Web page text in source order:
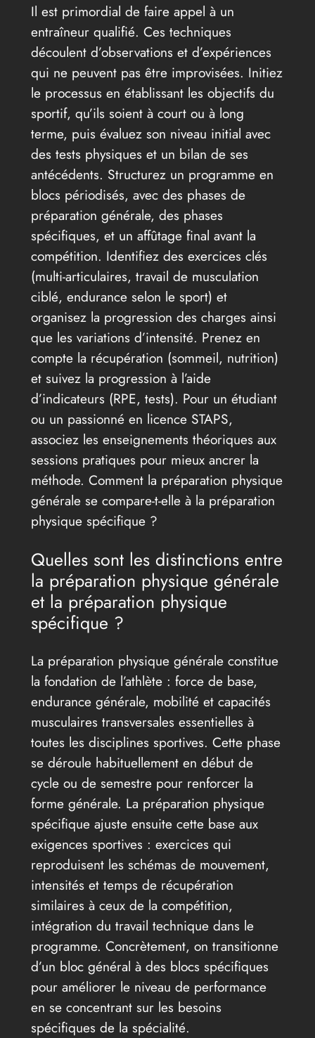
Il est primordial de faire appel à un
entraîneur qualifié. Ces techniques
découlent d’observations et d’expériences
qui ne peuvent pas être improvisées. Initiez
le processus en établissant les objectifs du
sportif, qu’ils soient à court ou à long
terme, puis évaluez son niveau initial avec
des tests physiques et un bilan de ses
antécédents. Structurez un programme en
blocs périodisés, avec des phases de
préparation générale, des phases
spécifiques, et un affûtage final avant la
compétition. Identifiez des exercices clés
(multi-articulaires, travail de musculation
ciblé, endurance selon le sport) et
organisez la progression des charges ainsi
que les variations d’intensité. Prenez en
compte la récupération (sommeil, nutrition)
et suivez la progression à l’aide
d’indicateurs (RPE, tests). Pour un étudiant
ou un passionné en licence STAPS,
associez les enseignements théoriques aux
sessions pratiques pour mieux ancrer la
méthode. Comment la préparation physique
générale se compare-t-elle à la préparation
physique spécifique ?
Quelles sont les distinctions entre
la préparation physique générale
et la préparation physique
spécifique ?
La préparation physique générale constitue
la fondation de l’athlète : force de base,
endurance générale, mobilité et capacités
musculaires transversales essentielles à
toutes les disciplines sportives. Cette phase
se déroule habituellement en début de
cycle ou de semestre pour renforcer la
forme générale. La préparation physique
spécifique ajuste ensuite cette base aux
exigences sportives : exercices qui
reproduisent les schémas de mouvement,
intensités et temps de récupération
similaires à ceux de la compétition,
intégration du travail technique dans le
programme. Concrètement, on transitionne
d’un bloc général à des blocs spécifiques
pour améliorer le niveau de performance
en se concentrant sur les besoins
spécifiques de la spécialité.